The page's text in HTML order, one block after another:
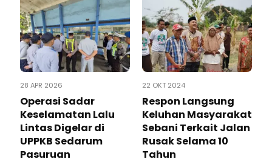
28 APR 2026
Operasi Sadar
Keselamatan Lalu
Lintas Digelar di
UPPKB Sedarum
Pasuruan
22 OKT 2024
Respon Langsung
Keluhan Masyarakat
Sebani Terkait Jalan
Rusak Selama 10
Tahun